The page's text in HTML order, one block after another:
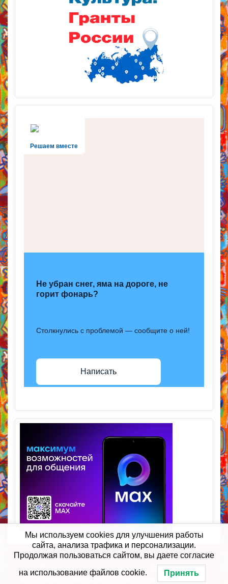
Решаем вместе
Не убран снег, яма на дороге, не
горит фонарь?
Столкнулись с проблемой — сообщите о ней!
Написать
Детская художественная школа. 2016 г. При
использовании материалов обязательна ссылка на сайт.
Мы используем cookies для улучшения работы
сайта, анализа трафика и персонализации.
Продолжая пользоваться сайтом, вы даете согласие
на использование файлов cookie. Принять